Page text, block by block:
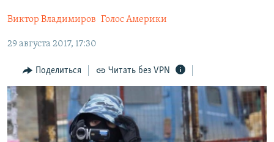
главной
навигации
Вернутся
поиску
11 ЛЕТ ОККУПАЦИИ КРЫМА. 11 ИСТОРИЙ СОПРОТИВЛЕНИЯ
ЕЩЕ
ИНТЕРАКТИВ
ИНФОГРАФИКА
ТЕЛЕПРОЕКТ КРЫМ.РЕАЛИИ
СОВЕТЫ ПРАВОЗАЩИТНИКОВ
ПРОПАВШИЕ БЕЗ ВЕСТИ
РАДІО СВОБОДА
КАК ОБОЙТИ БЛОКИРОВКУ
Українською
Qırımtatar
Виктор Владимиров Голос Америки
29 августа 2017, 17:30
Поделиться Читать без VPN